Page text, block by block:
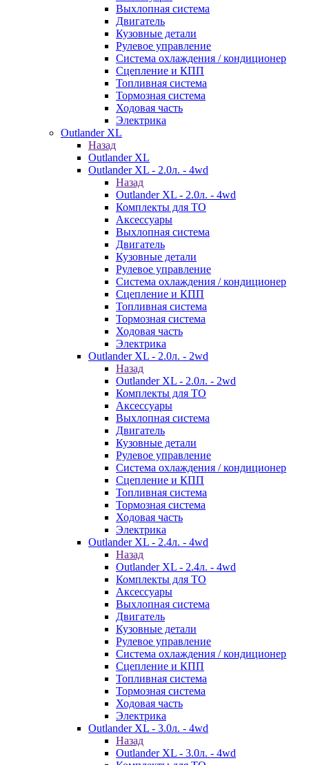
Выхлопная система
Двигатель
Кузовные детали
Рулевое управление
Система охлаждения / кондиционер
Сцепление и КПП
Топливная система
Тормозная система
Ходовая часть
Электрика
Outlander XL
Назад
Outlander XL
Outlander XL - 2.0л. - 4wd
Назад
Outlander XL - 2.0л. - 4wd
Комплекты для ТО
Аксессуары
Выхлопная система
Двигатель
Кузовные детали
Рулевое управление
Система охлаждения / кондиционер
Сцепление и КПП
Топливная система
Тормозная система
Ходовая часть
Электрика
Outlander XL - 2.0л. - 2wd
Назад
Outlander XL - 2.0л. - 2wd
Комплекты для ТО
Аксессуары
Выхлопная система
Двигатель
Кузовные детали
Рулевое управление
Система охлаждения / кондиционер
Сцепление и КПП
Топливная система
Тормозная система
Ходовая часть
Электрика
Outlander XL - 2.4л. - 4wd
Назад
Outlander XL - 2.4л. - 4wd
Комплекты для ТО
Аксессуары
Выхлопная система
Двигатель
Кузовные детали
Рулевое управление
Система охлаждения / кондиционер
Сцепление и КПП
Топливная система
Тормозная система
Ходовая часть
Электрика
Outlander XL - 3.0л. - 4wd
Назад
Outlander XL - 3.0л. - 4wd